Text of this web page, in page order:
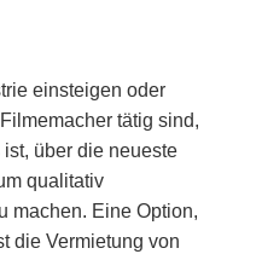
einsteigen oder
tätig sind,
über die neueste
qualitativ
machen. Eine Option,
die Vermietung von